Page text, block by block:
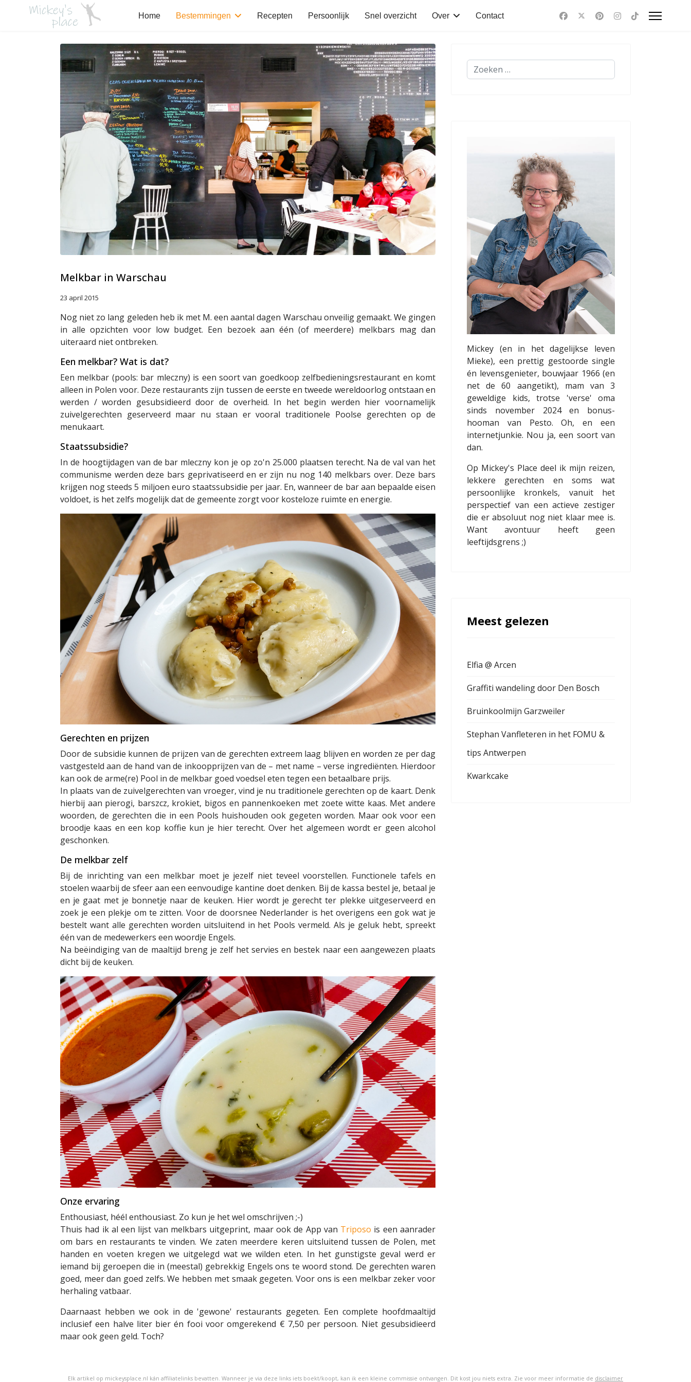
Home Bestemmingen Recepten Persoonlijk Snel overzicht Over Contact
Melkbar in Warschau
23 april 2015
Nog niet zo lang geleden heb ik met M. een aantal dagen Warschau onveilig gemaakt. We gingen
in alle opzichten voor low budget. Een bezoek aan één (of meerdere) melkbars mag dan
uiteraard niet ontbreken.
Een melkbar? Wat is dat?
Een melkbar (pools: bar mleczny) is een soort van goedkoop zelfbedieningsrestaurant en komt
alleen in Polen voor. Deze restaurants zijn tussen de eerste en tweede wereldoorlog ontstaan en
werden / worden gesubsidieerd door de overheid. In het begin werden hier voornamelijk
zuivelgerechten geserveerd maar nu staan er vooral traditionele Poolse gerechten op de
menukaart.
Staatssubsidie?
In de hoogtijdagen van de bar mleczny kon je op zo'n 25.000 plaatsen terecht. Na de val van het
communisme werden deze bars geprivatiseerd en er zijn nu nog 140 melkbars over. Deze bars
krijgen nog steeds 5 miljoen euro staatssubsidie per jaar. En, wanneer de bar aan bepaalde eisen
voldoet, is het zelfs mogelijk dat de gemeente zorgt voor kosteloze ruimte en energie.
Gerechten en prijzen
Door de subsidie kunnen de prijzen van de gerechten extreem laag blijven en worden ze per dag
vastgesteld aan de hand van de inkoopprijzen van de – met name – verse ingrediënten. Hierdoor
kan ook de arme(re) Pool in de melkbar goed voedsel eten tegen een betaalbare prijs.
In plaats van de zuivelgerechten van vroeger, vind je nu traditionele gerechten op de kaart. Denk
hierbij aan pierogi, barszcz, krokiet, bigos en pannenkoeken met zoete witte kaas. Met andere
woorden, de gerechten die in een Pools huishouden ook gegeten worden. Maar ook voor een
broodje kaas en een kop koffie kun je hier terecht. Over het algemeen wordt er geen alcohol
geschonken.
De melkbar zelf
Bij de inrichting van een melkbar moet je jezelf niet teveel voorstellen. Functionele tafels en
stoelen waarbij de sfeer aan een eenvoudige kantine doet denken. Bij de kassa bestel je, betaal je
en je gaat met je bonnetje naar de keuken. Hier wordt je gerecht ter plekke uitgeserveerd en
zoek je een plekje om te zitten. Voor de doorsnee Nederlander is het overigens een gok wat je
bestelt want alle gerechten worden uitsluitend in het Pools vermeld. Als je geluk hebt, spreekt
één van de medewerkers een woordje Engels.
Na beëindiging van de maaltijd breng je zelf het servies en bestek naar een aangewezen plaats
dicht bij de keuken.
Onze ervaring
Enthousiast, héél enthousiast. Zo kun je het wel omschrijven ;-)
Thuis had ik al een lijst van melkbars uitgeprint, maar ook de App van Triposo is een aanrader
om bars en restaurants te vinden. We zaten meerdere keren uitsluitend tussen de Polen, met
handen en voeten kregen we uitgelegd wat we wilden eten. In het gunstigste geval werd er
iemand bij geroepen die in (meestal) gebrekkig Engels ons te woord stond. De gerechten waren
goed, meer dan goed zelfs. We hebben met smaak gegeten. Voor ons is een melkbar zeker voor
herhaling vatbaar.
Daarnaast hebben we ook in de 'gewone' restaurants gegeten. Een complete hoofdmaaltijd
inclusief een halve liter bier én fooi voor omgerekend € 7,50 per persoon. Niet gesubsidieerd
maar ook geen geld. Toch?
Mickey (en in het dagelijkse leven
Mieke), een prettig gestoorde single
én levensgenieter, bouwjaar 1966 (en
net de 60 aangetikt), mam van 3
geweldige kids, trotse 'verse' oma
sinds november 2024 en bonus-
hooman van Pesto. Oh, en een
internetjunkie. Nou ja, een soort van
dan.
Op Mickey's Place deel ik mijn reizen,
lekkere gerechten en soms wat
persoonlijke kronkels, vanuit het
perspectief van een actieve zestiger
die er absoluut nog niet klaar mee is.
Want avontuur heeft geen
leeftijdsgrens ;)
Meest gelezen
Elfia @ Arcen
Graffiti wandeling door Den Bosch
Bruinkoolmijn Garzweiler
Stephan Vanfleteren in het FOMU &
tips Antwerpen
Kwarkcake
Elk artikel op mickeysplace.nl kán affiliatelinks bevatten. Wanneer je via deze links iets boekt/koopt, kan ik een kleine commissie ontvangen. Dit kost jou niets extra. Zie voor meer informatie de disclaimer